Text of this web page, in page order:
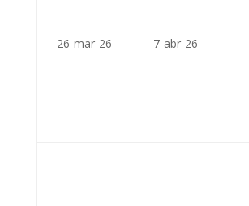
26-mar-26 7-abr-26